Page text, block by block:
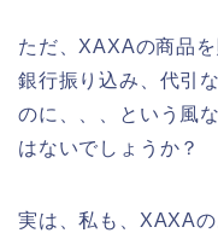
ただ、XAXAの商品
銀行振り込み、代引
のに、、、という風
はないでしょうか？
実は、私も、XAXA